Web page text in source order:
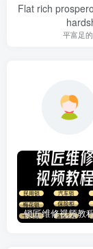
Flat rich
平富足